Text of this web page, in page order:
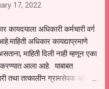
17, 2022
कायदयाला अधिकारी कर्मचारी वर्ग
अधिकार कायद्याप्रमाणे
माहिती दिली नाही म्हणून एका
करण्यात आला आहे. याबाबत
तथा तत्कालीन ग्रामसेवक अनिल